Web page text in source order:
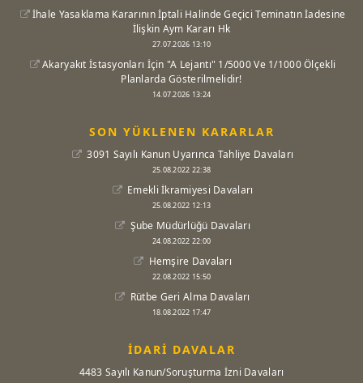
İhale Yasaklama Kararının İptali Halinde Geçici Teminatın İadesine
İlişkin Aym Kararı Hk
27.07.2026 13:10
Akaryakıt İstasyonları İçin "A Lejantı" 1/5000 Ve 1/1000 Ölçekli
Planlarda Gösterilmelidir!
14.07.2026 13:24
SON YÜKLENEN KARARLAR
3091 Sayılı Kanun Uyarınca Tahliye Davaları
25.08.2022 22:38
Emekli İkramiyesi Davaları
25.08.2022 12:13
Şube Müdürlüğü Davaları
24.08.2022 22:00
Hemşire Davaları
22.08.2022 15:50
Rütbe Geri Alma Davaları
18.08.2022 17:47
İDARİ DAVALAR
4483 Sayılı Kanun/Soruşturma İzni Davaları